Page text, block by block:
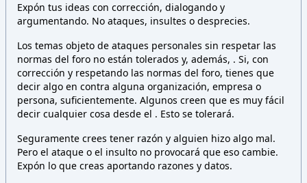
Expón tus ideas con corrección, dialogando y
argumentando. No ataques, insultes o desprecies.
Los temas objeto de ataques personales sin respetar las
normas del foro no están tolerados y, además, . Si, con
corrección y respetando las normas del foro, tienes que
decir algo en contra alguna organización, empresa o
persona, suficientemente. Algunos creen que es muy fácil
decir cualquier cosa desde el . Esto se tolerará.
Seguramente crees tener razón y alguien hizo algo mal.
Pero el ataque o el insulto no provocará que eso cambie.
Expón lo que creas aportando razones y datos.